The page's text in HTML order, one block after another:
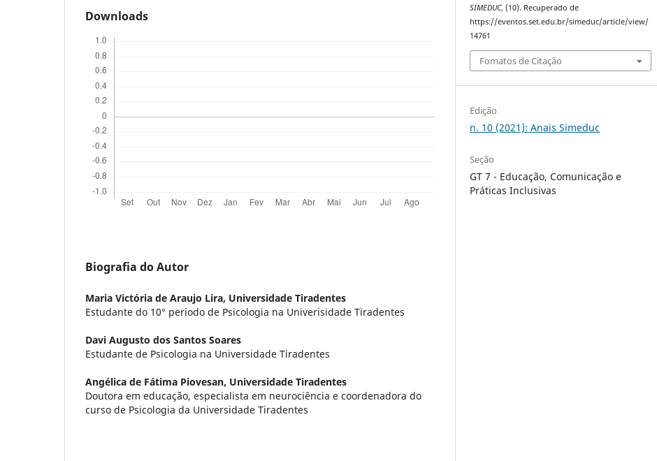
Downloads
Biografia do Autor
Maria Victória de Araujo Lira, Universidade Tiradentes
Estudante do 10° período de Psicologia na Univerisidade Tiradentes
Davi Augusto dos Santos Soares
Estudante de Psicologia na Universidade Tiradentes
Angélica de Fátima Piovesan, Universidade Tiradentes
Doutora em educação, especialista em neurociência e coordenadora do
curso de Psicologia da Universidade Tiradentes
SIMEDUC, (10). Recuperado de
https://eventos.set.edu.br/simeduc/article/view/
14761
Fomatos de Citação
Edição
n. 10 (2021): Anais Simeduc
Seção
GT 7 - Educação, Comunicação e
Práticas Inclusivas